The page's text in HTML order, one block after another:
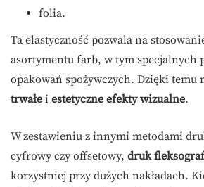
folia.
Ta elastyczność pozwala na
asortymentu farb, w tym specjalnych
opakowań spożywczych. Dzięki temu
trwałe i estetyczne efekty wizualne.
W zestawieniu z innymi metodami
cyfrowy czy offsetowy, druk
korzystniej przy dużych nakładach.